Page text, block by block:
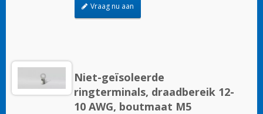
Vraag nu aan
Niet-geïsoleerde
ringterminals, draadbereik 12-
10 AWG, boutmaat M5